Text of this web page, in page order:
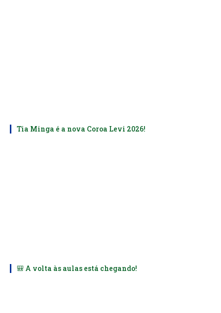
Tia Minga é a nova Coroa Levi 2026!
🎒 A volta às aulas está chegando!